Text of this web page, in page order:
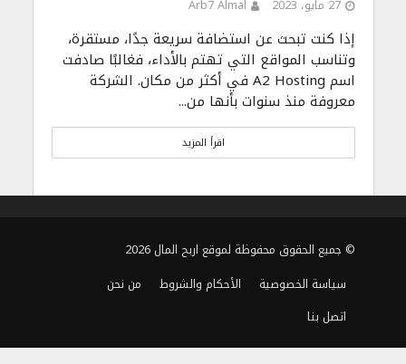
27 مايو، 2023 Arb7 Almal
إذا كنت تبحث عن استضافة سريعة جدًا، مستقرة،
وتناسب المواقع التي تهتم بالأداء، فغالبًا صادفت
اسم A2 Hosting في أكثر من مكان. الشركة
معروفة منذ سنوات بأنها من...
اقرأ المزيد
© جميع الحقوق محفوظة لموقع اربح المال 2026
سياسة الخصوصية
الأحكام والشروط
من نحن
اتصل بنا